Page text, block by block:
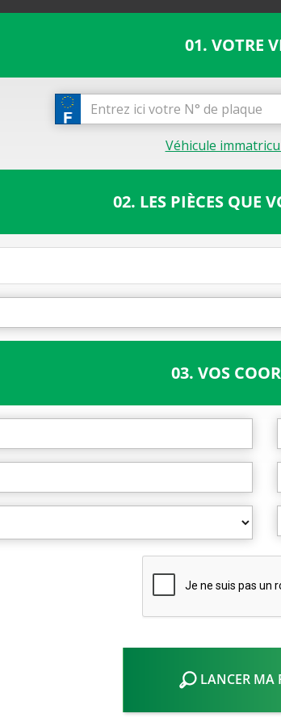
01. VOTRE
Véhicule
02. LES PIÈCES QUE
03. VOS
LANCER MA